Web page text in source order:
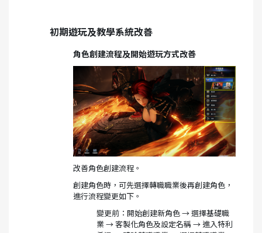
初期遊玩及教學系統改善
角色創建流程及開始遊玩方式改善
改善角色創建流程。
創建角色時，可先選擇轉職職業後再創建角色，
進行流程變更如下。
變更前：開始創建新角色 → 選擇基礎職
業 → 客製化角色及設定名稱 → 進入特利